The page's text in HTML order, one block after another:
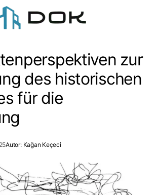
Gestaltung
zur
des historischen
für die
Autor: Kağan Keçeci